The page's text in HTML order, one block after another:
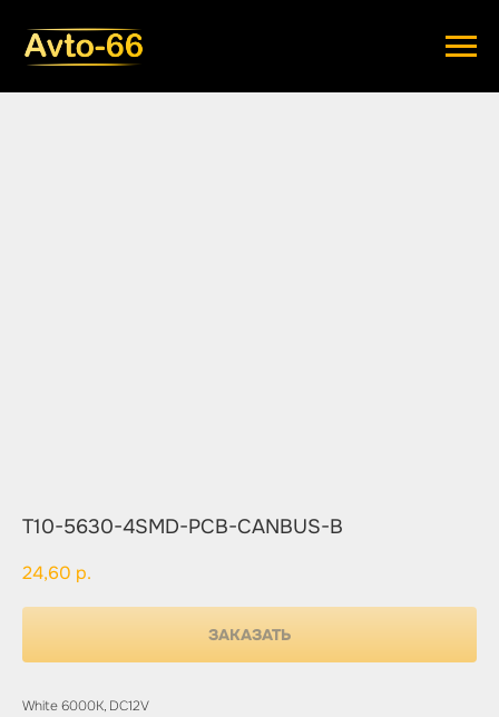
T10-5630-4SMD-PCB-CANBUS-B
24,60 р.
ЗАКАЗАТЬ
White 6000K, DC12V